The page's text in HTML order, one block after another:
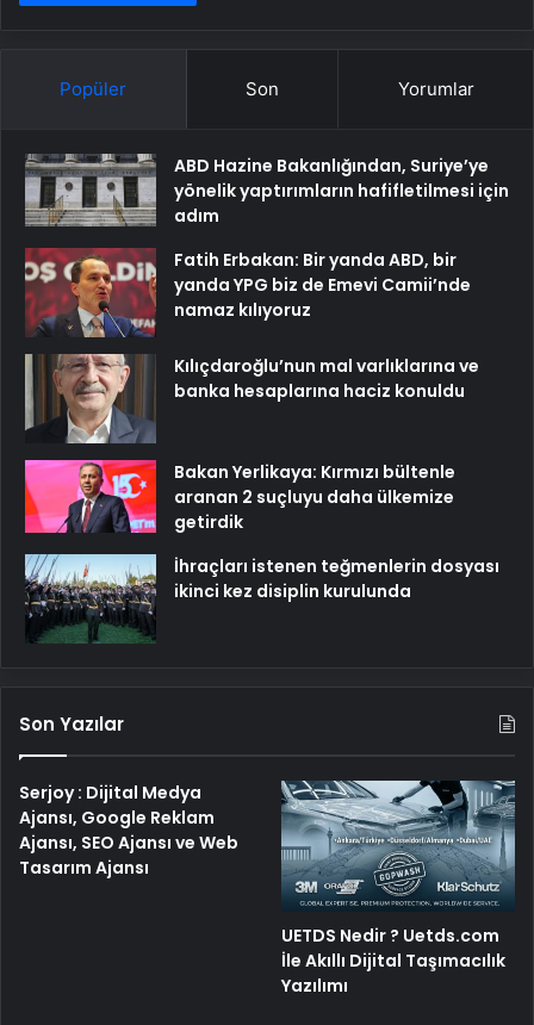
Popüler Son Yorumlar
ABD Hazine Bakanlığından, Suriye’ye
yönelik yaptırımların hafifletilmesi için
adım
Fatih Erbakan: Bir yanda ABD, bir
yanda YPG biz de Emevi Camii’nde
namaz kılıyoruz
Kılıçdaroğlu’nun mal varlıklarına ve
banka hesaplarına haciz konuldu
Bakan Yerlikaya: Kırmızı bültenle
aranan 2 suçluyu daha ülkemize
getirdik
İhraçları istenen teğmenlerin dosyası
ikinci kez disiplin kurulunda
Son Yazılar
Serjoy : Dijital Medya
Ajansı, Google Reklam
Ajansı, SEO Ajansı ve Web
Tasarım Ajansı
UETDS Nedir ? Uetds.com
İle Akıllı Dijital Taşımacılık
Yazılımı